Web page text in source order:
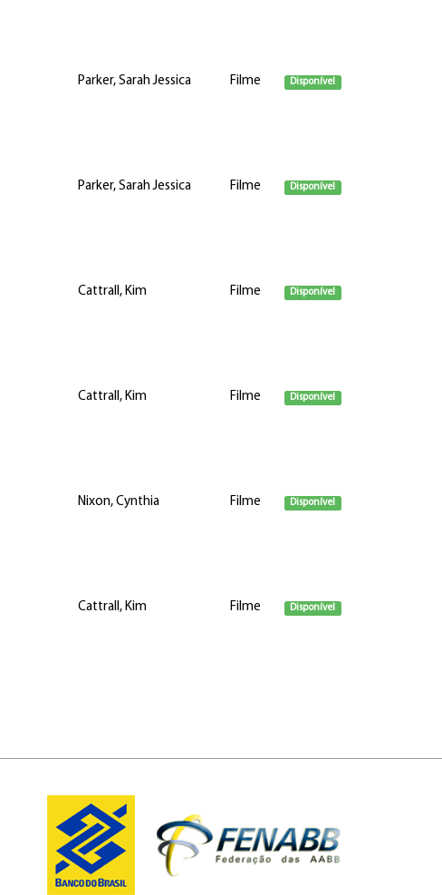
Parker, Sarah Jessica Filme Disponível
Parker, Sarah Jessica Filme Disponível
Cattrall, Kim Filme Disponível
Cattrall, Kim Filme Disponível
Nixon, Cynthia Filme Disponível
Cattrall, Kim Filme Disponível